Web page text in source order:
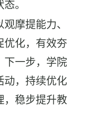
。
摩提能力、
优化，有效夯
下一步，学院
动，持续优化
，稳步提升教